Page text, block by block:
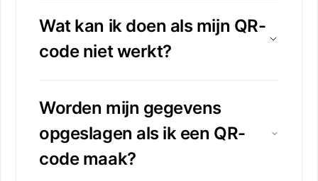
Wat kan ik doen als mijn QR-
code niet werkt?
Worden mijn gegevens
opgeslagen als ik een QR-
code maak?